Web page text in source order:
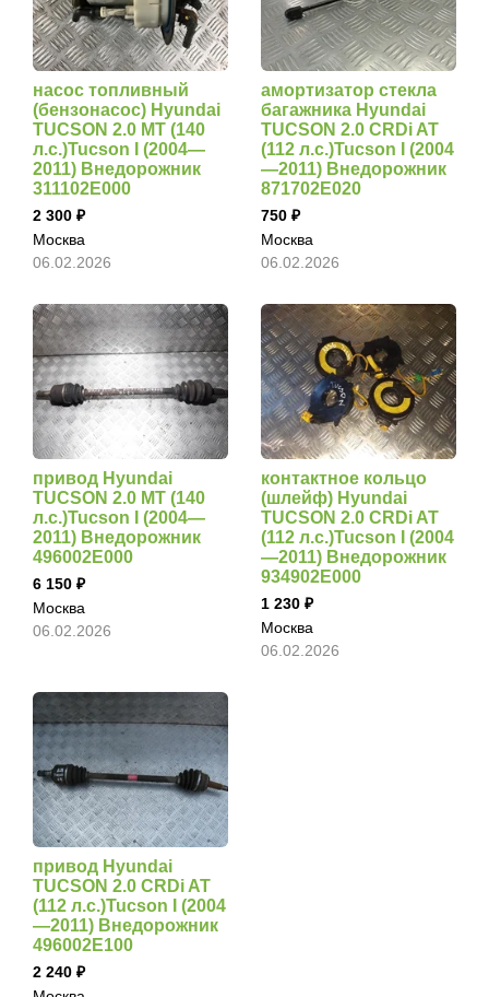
насос топливный
(бензонасос) Hyundai
TUCSON 2.0 MT (140
л.с.)Tucson I (2004—
2011) Внедорожник
311102E000
2 300
Москва
06.02.2026
амортизатор стекла
багажника Hyundai
TUCSON 2.0 CRDi AT
(112 л.с.)Tucson I (2004
—2011) Внедорожник
871702E020
750
Москва
06.02.2026
привод Hyundai
TUCSON 2.0 MT (140
л.с.)Tucson I (2004—
2011) Внедорожник
496002E000
6 150
Москва
06.02.2026
контактное кольцо
(шлейф) Hyundai
TUCSON 2.0 CRDi AT
(112 л.с.)Tucson I (2004
—2011) Внедорожник
934902E000
1 230
Москва
06.02.2026
привод Hyundai
TUCSON 2.0 CRDi AT
(112 л.с.)Tucson I (2004
—2011) Внедорожник
496002E100
2 240